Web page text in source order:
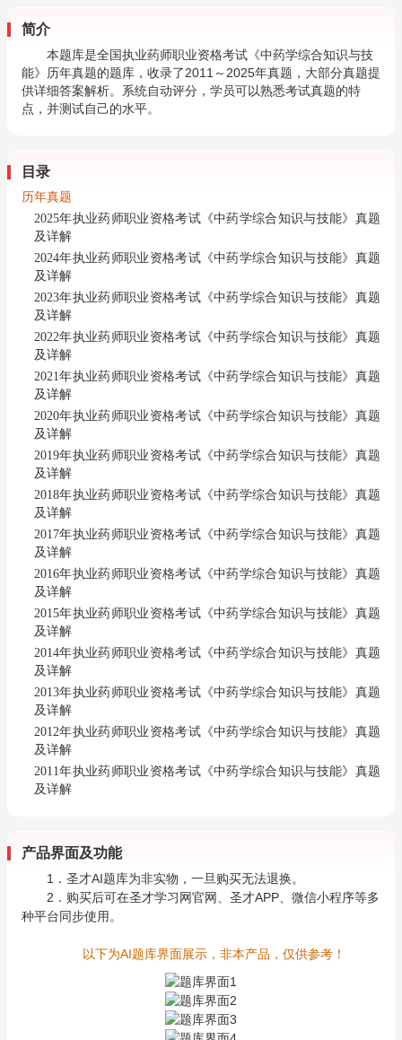
简介
本题库是全国执业药师职业资格考试《中药学综合知识与技
能》历年真题的题库，收录了2011～2025年真题，大部分真题提
供详细答案解析。系统自动评分，学员可以熟悉考试真题的特
点，并测试自己的水平。
目录
历年真题
2025年执业药师职业资格考试《中药学综合知识与技能》真题
及详解
2024年执业药师职业资格考试《中药学综合知识与技能》真题
及详解
2023年执业药师职业资格考试《中药学综合知识与技能》真题
及详解
2022年执业药师职业资格考试《中药学综合知识与技能》真题
及详解
2021年执业药师职业资格考试《中药学综合知识与技能》真题
及详解
2020年执业药师职业资格考试《中药学综合知识与技能》真题
及详解
2019年执业药师职业资格考试《中药学综合知识与技能》真题
及详解
2018年执业药师职业资格考试《中药学综合知识与技能》真题
及详解
2017年执业药师职业资格考试《中药学综合知识与技能》真题
及详解
2016年执业药师职业资格考试《中药学综合知识与技能》真题
及详解
2015年执业药师职业资格考试《中药学综合知识与技能》真题
及详解
2014年执业药师职业资格考试《中药学综合知识与技能》真题
及详解
2013年执业药师职业资格考试《中药学综合知识与技能》真题
及详解
2012年执业药师职业资格考试《中药学综合知识与技能》真题
及详解
2011年执业药师职业资格考试《中药学综合知识与技能》真题
及详解
产品界面及功能
1．圣才AI题库为非实物，一旦购买无法退换。
2．购买后可在圣才学习网官网、圣才APP、微信小程序等多
种平台同步使用。
以下为AI题库界面展示，非本产品，仅供参考！